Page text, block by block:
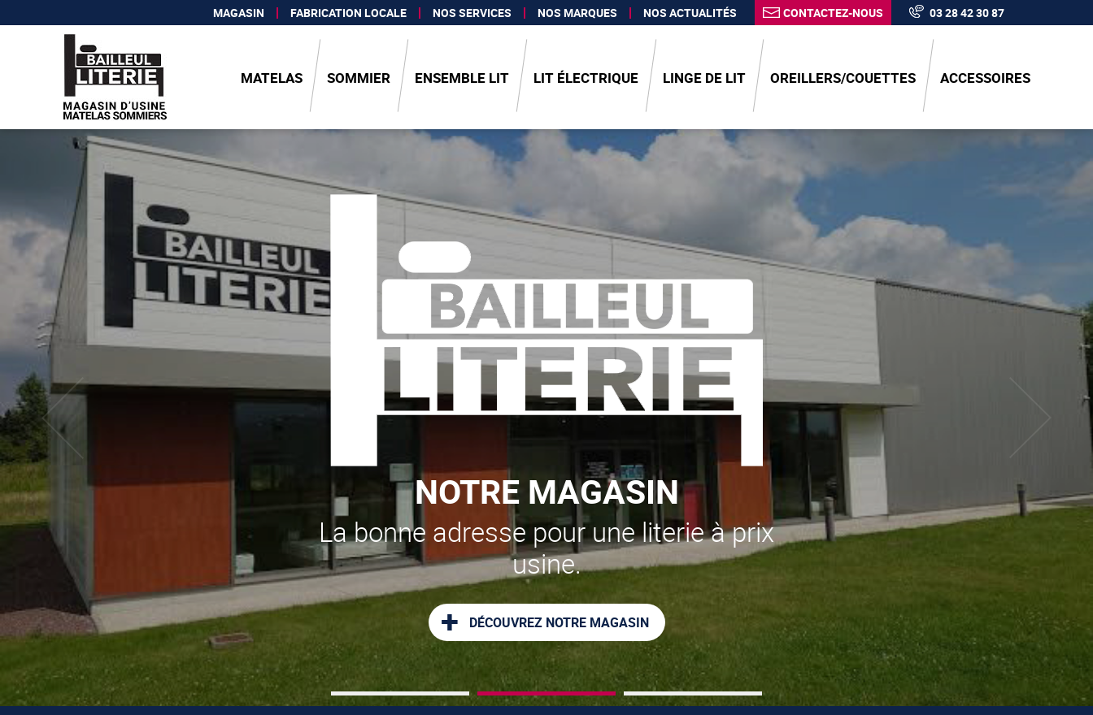
MAGASIN FABRICATION LOCALE NOS SERVICES NOS MARQUES NOS ACTUALITÉS CONTACTEZ-NOUS 03 28 42 30 87
MATELAS SOMMIER ENSEMBLE LIT LIT ÉLECTRIQUE LINGE DE LIT OREILLERS/COUETTES ACCESSOIRES
NOTRE MAGASIN
La bonne adresse pour une literie à prix
usine.
+ DÉCOUVREZ NOTRE MAGASIN
1 2 3